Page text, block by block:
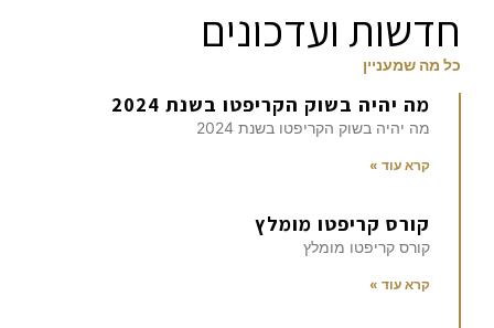
חדשות ועדכונים
כל מה שמעניין
מה יהיה בשוק הקריפטו בשנת 2024
מה יהיה בשוק הקריפטו בשנת 2024
קרא עוד »
קורס קריפטו מומלץ
קורס קריפטו מומלץ
קרא עוד »